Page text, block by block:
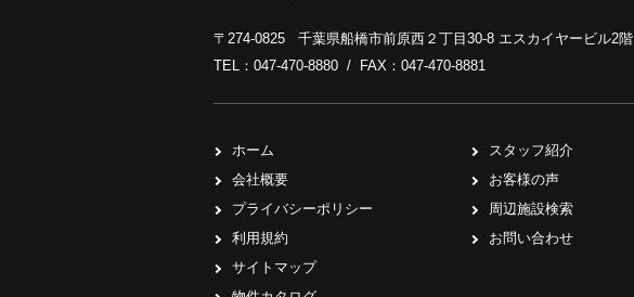
〒274-0825 千葉県船橋市前原西２丁目30-8 エスカイヤービル2階
TEL：047-470-8880 / FAX：047-470-8881
ホーム
会社概要
プライバシーポリシー
利用規約
サイトマップ
スタッフ紹介
お客様の声
周辺施設検索
お問い合わせ